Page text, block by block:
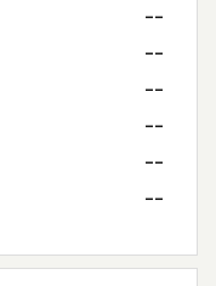
--
--
--
--
--
--